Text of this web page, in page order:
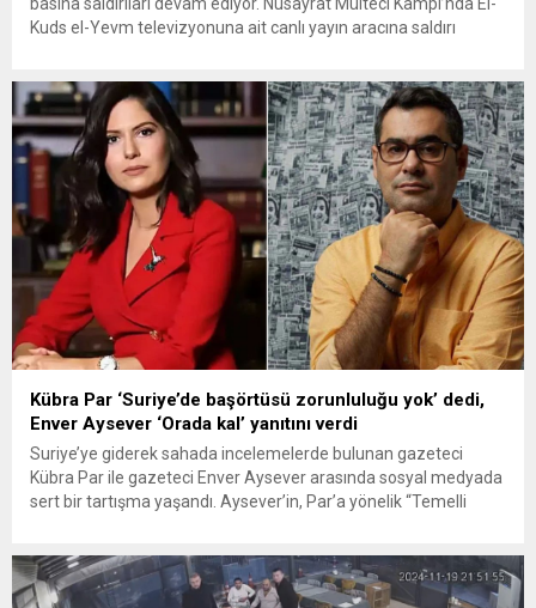
Kuds el-Yevm televizyonuna ait canlı yayın aracına saldırı
duyurmak için tehlike altında mücadele eden gazetecilerin
özellikle hedef alıyor. İsrail’in bu son...
Kübra Par ‘Suriye’de başörtüsü zorunluluğu yok’ dedi,
Enver Aysever ‘Orada kal’ yanıtını verdi
Suriye’ye giderek sahada incelemelerde bulunan gazeteci
Kübra Par ile gazeteci Enver Aysever arasında sosyal medyada
sert bir tartışma yaşandı. Aysever’in, Par’a yönelik “Temelli
Tartışma, sosyal medyada gündem yarattı ve kullanıcılar iki
gazeteci hakkında yorumlarda bulundu. Tartışma...